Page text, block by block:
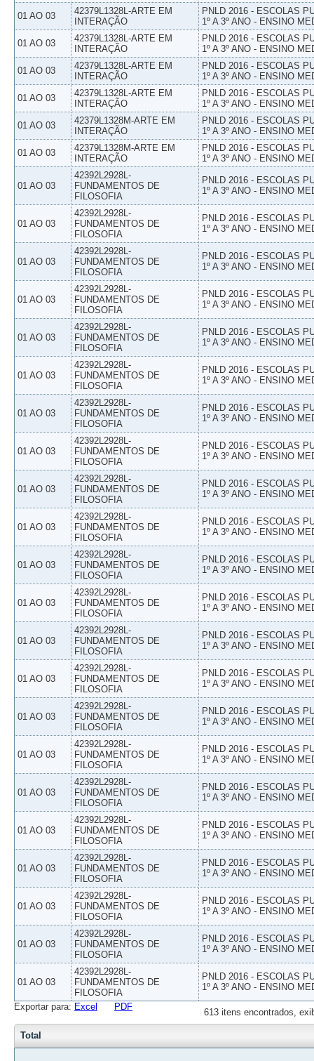
01 AO 03
42379L1328L-ARTE EM
INTERAÇÃO
PNLD 2016 - ESCOLAS
1º A 3º ANO - ENSINO
01 AO 03
42379L1328L-ARTE EM
INTERAÇÃO
PNLD 2016 - ESCOLAS
1º A 3º ANO - ENSINO
01 AO 03
42379L1328L-ARTE EM
INTERAÇÃO
PNLD 2016 - ESCOLAS
1º A 3º ANO - ENSINO
01 AO 03
42379L1328L-ARTE EM
INTERAÇÃO
PNLD 2016 - ESCOLAS
1º A 3º ANO - ENSINO
01 AO 03
42379L1328M-ARTE EM
INTERAÇÃO
PNLD 2016 - ESCOLAS
1º A 3º ANO - ENSINO
01 AO 03
42379L1328M-ARTE EM
INTERAÇÃO
PNLD 2016 - ESCOLAS
1º A 3º ANO - ENSINO
01 AO 03
42392L2928L-
FUNDAMENTOS DE
FILOSOFIA
PNLD 2016 - ESCOLAS
1º A 3º ANO - ENSINO
01 AO 03
42392L2928L-
FUNDAMENTOS DE
FILOSOFIA
PNLD 2016 - ESCOLAS
1º A 3º ANO - ENSINO
01 AO 03
42392L2928L-
FUNDAMENTOS DE
FILOSOFIA
PNLD 2016 - ESCOLAS
1º A 3º ANO - ENSINO
01 AO 03
42392L2928L-
FUNDAMENTOS DE
FILOSOFIA
PNLD 2016 - ESCOLAS
1º A 3º ANO - ENSINO
01 AO 03
42392L2928L-
FUNDAMENTOS DE
FILOSOFIA
PNLD 2016 - ESCOLAS
1º A 3º ANO - ENSINO
01 AO 03
42392L2928L-
FUNDAMENTOS DE
FILOSOFIA
PNLD 2016 - ESCOLAS
1º A 3º ANO - ENSINO
01 AO 03
42392L2928L-
FUNDAMENTOS DE
FILOSOFIA
PNLD 2016 - ESCOLAS
1º A 3º ANO - ENSINO
01 AO 03
42392L2928L-
FUNDAMENTOS DE
FILOSOFIA
PNLD 2016 - ESCOLAS
1º A 3º ANO - ENSINO
01 AO 03
42392L2928L-
FUNDAMENTOS DE
FILOSOFIA
PNLD 2016 - ESCOLAS
1º A 3º ANO - ENSINO
01 AO 03
42392L2928L-
FUNDAMENTOS DE
FILOSOFIA
PNLD 2016 - ESCOLAS
1º A 3º ANO - ENSINO
01 AO 03
42392L2928L-
FUNDAMENTOS DE
FILOSOFIA
PNLD 2016 - ESCOLAS
1º A 3º ANO - ENSINO
01 AO 03
42392L2928L-
FUNDAMENTOS DE
FILOSOFIA
PNLD 2016 - ESCOLAS
1º A 3º ANO - ENSINO
01 AO 03
42392L2928L-
FUNDAMENTOS DE
FILOSOFIA
PNLD 2016 - ESCOLAS
1º A 3º ANO - ENSINO
01 AO 03
42392L2928L-
FUNDAMENTOS DE
FILOSOFIA
PNLD 2016 - ESCOLAS
1º A 3º ANO - ENSINO
01 AO 03
42392L2928L-
FUNDAMENTOS DE
FILOSOFIA
PNLD 2016 - ESCOLAS
1º A 3º ANO - ENSINO
01 AO 03
42392L2928L-
FUNDAMENTOS DE
FILOSOFIA
PNLD 2016 - ESCOLAS
1º A 3º ANO - ENSINO
01 AO 03
42392L2928L-
FUNDAMENTOS DE
FILOSOFIA
PNLD 2016 - ESCOLAS
1º A 3º ANO - ENSINO
01 AO 03
42392L2928L-
FUNDAMENTOS DE
FILOSOFIA
PNLD 2016 - ESCOLAS
1º A 3º ANO - ENSINO
01 AO 03
42392L2928L-
FUNDAMENTOS DE
FILOSOFIA
PNLD 2016 - ESCOLAS
1º A 3º ANO - ENSINO
01 AO 03
42392L2928L-
FUNDAMENTOS DE
FILOSOFIA
PNLD 2016 - ESCOLAS
1º A 3º ANO - ENSINO
01 AO 03
42392L2928L-
FUNDAMENTOS DE
FILOSOFIA
PNLD 2016 - ESCOLAS
1º A 3º ANO - ENSINO
01 AO 03
42392L2928L-
FUNDAMENTOS DE
FILOSOFIA
PNLD 2016 - ESCOLAS
1º A 3º ANO - ENSINO
613 itens encontrados,
Exportar para: Excel PDF
Total